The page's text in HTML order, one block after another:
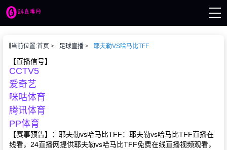
事
当前位置:首页 足球直播 耶夫勒VS哈马比TFF
【直播信号】
CCTV5
爱奇艺
咪咕体育
腾讯体育
PP体育
【赛事预告】：耶夫勒vs哈马比TFF：耶夫勒vs哈马比TFF直播在
线看，24直播网提供耶夫勒vs哈马比TFF免费在线直播视频观看，